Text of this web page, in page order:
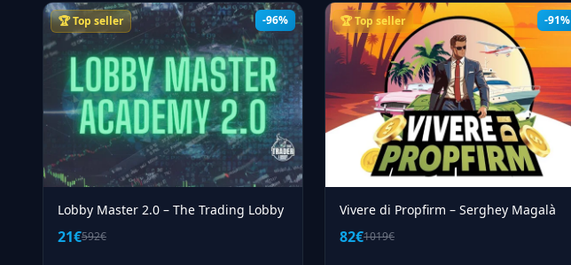
-96%
🏆 Top seller
Lobby Master 2.0 – The Trading Lobby
21€592€
-91%
🏆 Top seller
Vivere di Propfirm – Serghey Magalà
82€1019€